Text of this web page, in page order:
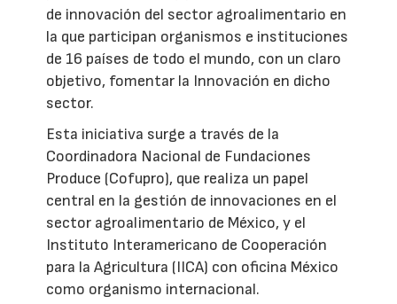
de innovación del sector agroalimentario en
la que participan organismos e instituciones
de 16 países de todo el mundo, con un claro
objetivo, fomentar la Innovación en dicho
sector.
Esta iniciativa surge a través de la
Coordinadora Nacional de Fundaciones
Produce (Cofupro), que realiza un papel
central en la gestión de innovaciones en el
sector agroalimentario de México, y el
Instituto Interamericano de Cooperación
para la Agricultura (IICA) con oficina México
como organismo internacional.